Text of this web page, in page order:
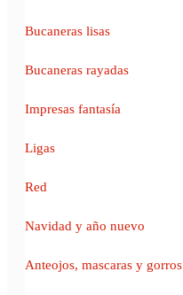
Bucaneras lisas
Bucaneras rayadas
Impresas fantasía
Ligas
Red
Navidad y año nuevo
Anteojos, mascaras y gorros